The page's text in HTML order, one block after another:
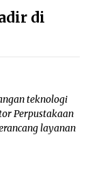
Layanan
Enak di
di
teknologi
Perpustakaan
layanan